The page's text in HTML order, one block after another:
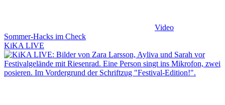
Video
Sommer-Hacks im Check
KiKA LIVE